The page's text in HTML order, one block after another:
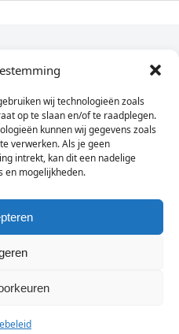
wij technologieën zoals
op te slaan en/of te raadplegen.
kunnen wij gegevens zoals
verwerken. Als je geen
intrekt, kan dit een nadelige
en mogelijkheden.
nieuws in je e-mail?
Up